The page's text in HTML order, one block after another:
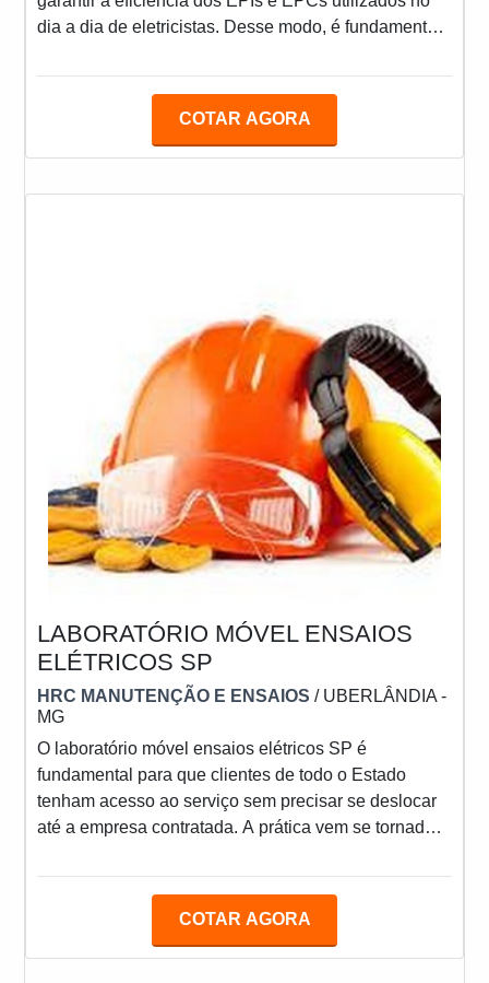
dia a dia de eletricistas. Desse modo, é fundamental
como é o caso da HRC, que garante para os clientes
Precisos e de alta qualidade; Com uma ótima relação
COTAR AGORA
LABORATÓRIO MÓVEL ENSAIOS
ELÉTRICOS SP
HRC MANUTENÇÃO E ENSAIOS / UBERLÂNDIA -
MG
O laboratório móvel ensaios elétricos SP é
fundamental para que clientes de todo o Estado
tenham acesso ao serviço sem precisar se deslocar
até a empresa contratada. A prática vem se tornado
permite otimizar o tempo de vistoria e,
CONTRATAÇÃOQuando falamos de redes elétricas,
COTAR AGORA